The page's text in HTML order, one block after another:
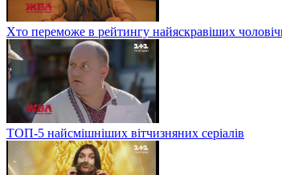
Хто переможе в рейтингу найяскравіших
ТОП-5 найсмішніших вітчизняних серіалів